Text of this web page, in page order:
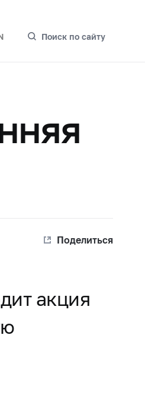
Поиск по сайту
Поделиться
акция